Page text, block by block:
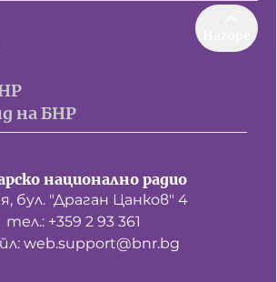
на БНР
национално радио
бул. "Драган Цанков" 4
тел.: +359 2 93 361
web.support@bnr.bg